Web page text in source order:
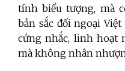
tính biểu tượng, mà
bản sắc đối ngoại
cứng nhắc, linh hoạt
mà không nhân